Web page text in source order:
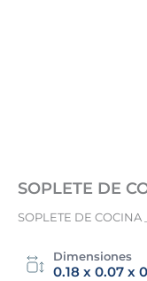
SOPLETE DE
SOPLETE DE COCINA
Dimensiones
0.18 x 0.07 x